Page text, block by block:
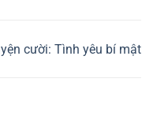
cười: Tình yêu bí mật